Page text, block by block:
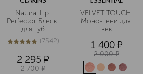
аминокислотами. Продукты Essential
создаются с уважением к
окружающей среде, не тестируются
на животных, не содержат
Подробнее
Natural Lip
Perfector Блеск
для губ
5из 57542 (7542)
2 295 ¤
2 700 ¤
VELVET TOUCH
Моно-тени для
век
1 400 ¤
2 000 ¤